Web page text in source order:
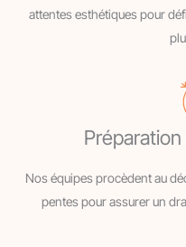
attentes esthétiques pour
Nos équipes procèdent au
pentes pour assurer un